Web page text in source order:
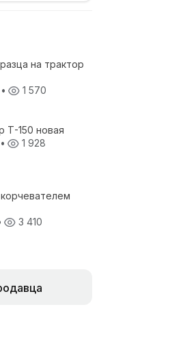
на трактор
• 1 570
Т-150 новая
• 1 928
3 410